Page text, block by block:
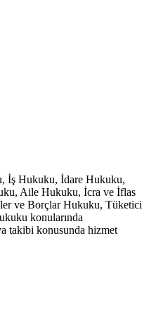
İş Hukuku, İdare Hukuku,
Aile Hukuku, İcra ve İflas
ve Borçlar Hukuku, Tüketici
konularında
takibi konusunda hizmet